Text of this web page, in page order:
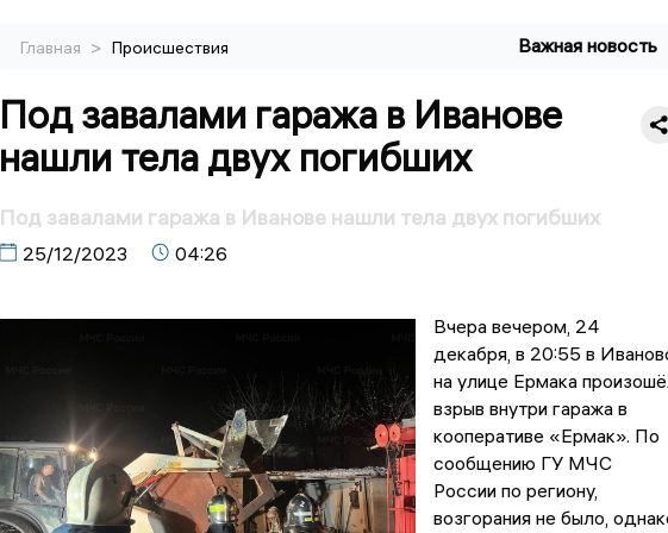
Главная > Происшествия Важная новость
Под завалами гаража в Иванове
нашли тела двух погибших
Под завалами гаража в Иванове нашли тела двух погибших
25/12/2023 04:26
Вчера вечером, 24
декабря, в 20:55 в
на улице Ермака
взрыв внутри гаража в
кооперативе «Ермак». По
сообщению ГУ МЧС
России по региону,
возгорания не было,